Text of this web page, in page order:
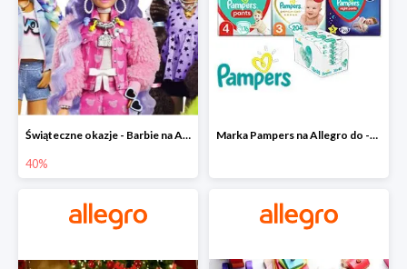
Świąteczne okazje - Barbie na Allegro do -40%
40%
Marka Pampers na Allegro do -35%